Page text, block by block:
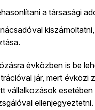
a társasági
évközben is be
jár, mert évközi
vállalkozások